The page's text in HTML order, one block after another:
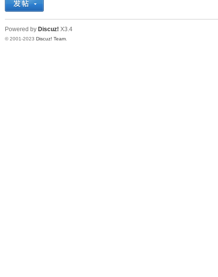
淘
Powered by Discuz! X3.4
© 2001-2023 Discuz! Team.